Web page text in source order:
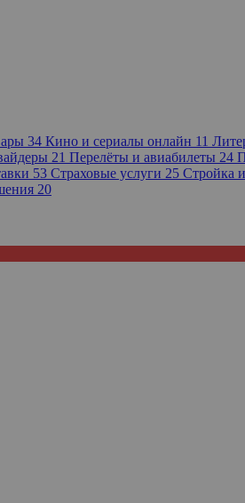
34 Кино и сериалы онлайн 11
21 Перелёты и авиабилеты 24
53 Страховые услуги 25 Стройка
20